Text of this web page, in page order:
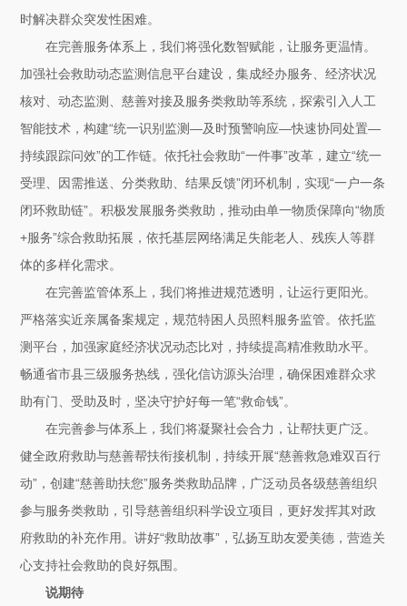
时解决群众突发性困难。
在完善服务体系上，我们将强化数智赋能，让服务更温情。
加强社会救助动态监测信息平台建设，集成经办服务、经济状况
核对、动态监测、慈善对接及服务类救助等系统，探索引入人工
智能技术，构建“统一识别监测—及时预警响应—快速协同处置—
持续跟踪问效”的工作链。依托社会救助“一件事”改革，建立“统一
受理、因需推送、分类救助、结果反馈”闭环机制，实现“一户一条
闭环救助链”。积极发展服务类救助，推动由单一物质保障向“物质
+服务”综合救助拓展，依托基层网络满足失能老人、残疾人等群
体的多样化需求。
在完善监管体系上，我们将推进规范透明，让运行更阳光。
严格落实近亲属备案规定，规范特困人员照料服务监管。依托监
测平台，加强家庭经济状况动态比对，持续提高精准救助水平。
畅通省市县三级服务热线，强化信访源头治理，确保困难群众求
助有门、受助及时，坚决守护好每一笔“救命钱”。
在完善参与体系上，我们将凝聚社会合力，让帮扶更广泛。
健全政府救助与慈善帮扶衔接机制，持续开展“慈善救急难双百行
动”，创建“慈善助扶您”服务类救助品牌，广泛动员各级慈善组织
参与服务类救助，引导慈善组织科学设立项目，更好发挥其对政
府救助的补充作用。讲好“救助故事”，弘扬互助友爱美德，营造关
心支持社会救助的良好氛围。
说期待